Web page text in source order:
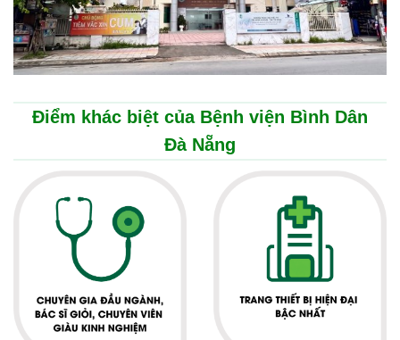
Điểm khác biệt của Bệnh viện Bình Dân
Đà Nẵng